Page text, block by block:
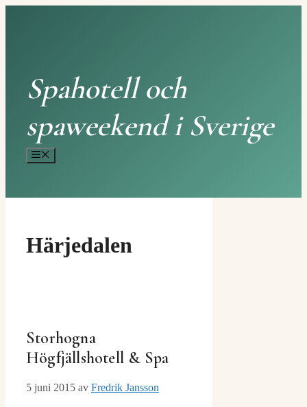
Spahotell och
spaweekend i Sverige
Meny
Härjedalen
Storhogna
Högfjällshotell & Spa
5 juni 2015 av Fredrik Jansson